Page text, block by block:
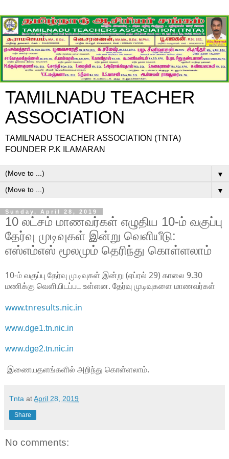
TAMILNADU TEACHER
ASSOCIATION
TAMILNADU TEACHER ASSOCIATION (TNTA)
FOUNDER P.K ILAMARAN
▼
▼
Sunday, April 28, 2019
10 லட்சம் மாணவர்கள் எழுதிய 10-ம் வகுப்பு
தேர்வு முடிவுகள் இன்று வெளியீடு:
எஸ்எம்எஸ் மூலமும் தெரிந்து கொள்ளலாம்
10-ம் வகுப்பு தேர்வு முடிவுகள் இன்று (ஏப்ரல் 29) காலை 9.30
மணிக்கு வெளியிடப்பட உள்ளன. தேர்வு முடிவுகளை மாணவர்கள்
www.tnresults.nic.in
www.dge1.tn.nic.in
www.dge2.tn.nic.in
இணையதளங்களில் அறிந்து கொள்ளலாம்.
Tnta atApril 28, 2019
Share
No comments: